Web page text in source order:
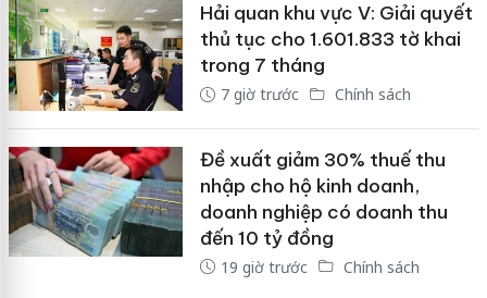
Hải quan khu vực V: Giải quyết
thủ tục cho 1.601.833 tờ khai
trong 7 tháng
7 giờ trước Chính sách
Đề xuất giảm 30% thuế thu
nhập cho hộ kinh doanh,
doanh nghiệp có doanh thu
đến 10 tỷ đồng
19 giờ trước Chính sách